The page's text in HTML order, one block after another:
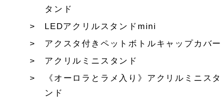
タンド
LEDアクリルスタンドmini
アクスタ付きペットボトルキャップカバー
アクリルミニスタンド
《オーロラとラメ入り》アクリルミニスタ
ンド